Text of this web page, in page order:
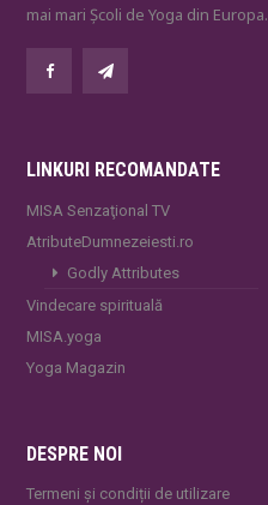
mai mari Școli de Yoga din Europa.
LINKURI RECOMANDATE
MISA Senzaţional TV
AtributeDumnezeiesti.ro
Godly Attributes
Vindecare spirituală
MISA.yoga
Yoga Magazin
DESPRE NOI
Termeni și condiții de utilizare